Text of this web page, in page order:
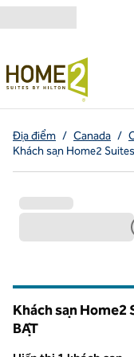
Bỏ qua nội dung
Địa điểm / Canada /
Khách sạn Home2
Khách sạn
BẬT